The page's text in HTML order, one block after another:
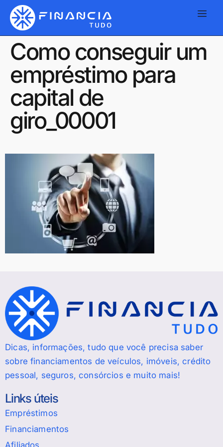
Como conseguir um
empréstimo para
capital de
giro_00001
Dicas, informações, tudo que você precisa saber
sobre financiamentos de veículos, imóveis, crédito
pessoal, seguros, consórcios e muito mais!
Links úteis
Empréstimos
Financiamentos
Afiliados